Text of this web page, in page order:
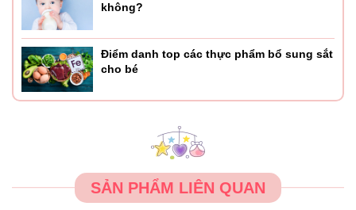
không?
Điểm danh top các thực phẩm bổ sung sắt
cho bé
SẢN PHẨM LIÊN QUAN